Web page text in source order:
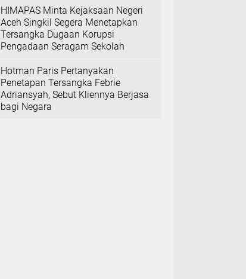
HIMAPAS Minta Kejaksaan Negeri
Aceh Singkil Segera Menetapkan
Tersangka Dugaan Korupsi
Pengadaan Seragam Sekolah
Hotman Paris Pertanyakan
Penetapan Tersangka Febrie
Adriansyah, Sebut Kliennya Berjasa
bagi Negara